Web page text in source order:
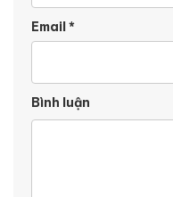
Email*
Bình luận